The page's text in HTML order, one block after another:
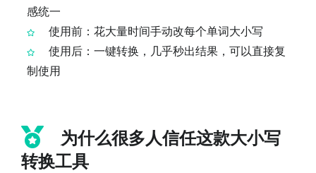
感统一
使用前：花大量时间手动改每个单词大小写
使用后：一键转换，几乎秒出结果，可以直接复
制使用
为什么很多人信任这款大小写
转换工具